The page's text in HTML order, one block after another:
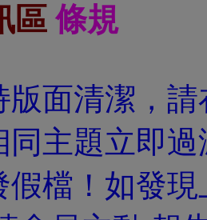
區 條規
版面清潔，
同主題立即
假檔！如發